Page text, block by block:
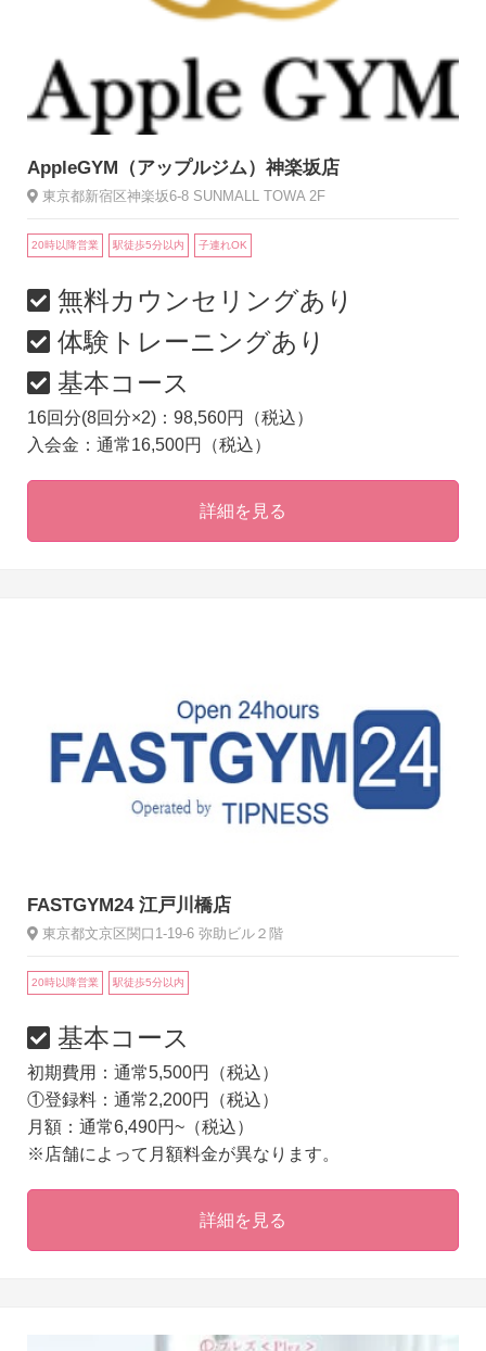
AppleGYM（アップルジム）神楽坂店
東京都新宿区神楽坂6-8 SUNMALL TOWA 2F
20時以降営業 駅徒歩5分以内 子連れOK
無料カウンセリングあり
体験トレーニングあり
基本コース
16回分(8回分×2)：98,560円（税込）
入会金：通常16,500円（税込）
詳細を見る
FASTGYM24 江戸川橋店
東京都文京区関口1-19-6 弥助ビル２階
20時以降営業 駅徒歩5分以内
基本コース
初期費用：通常5,500円（税込）
①登録料：通常2,200円（税込）
月額：通常6,490円~（税込）
※店舗によって月額料金が異なります。
詳細を見る